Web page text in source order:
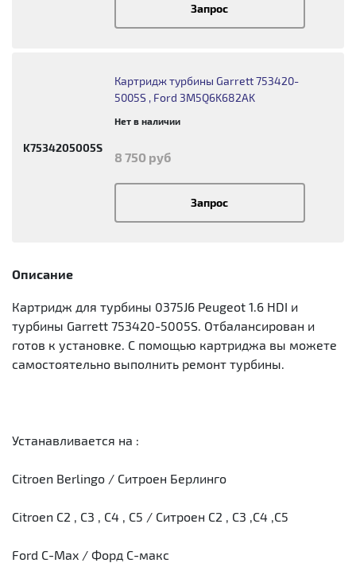
Запрос
K7534205005S
Картридж турбины Garrett 753420-
5005S , Ford 3M5Q6K682AK
Нет в наличии
8 750 руб
Запрос
Описание
Картридж для турбины 0375J6 Peugeot 1.6 HDI и
турбины Garrett 753420-5005S. Отбалансирован и
готов к установке. С помощью картриджа вы можете
самостоятельно выполнить ремонт турбины.
Устанавливается на :
Citroen Berlingo / Ситроен Берлинго
Citroen C2 , C3 , C4 , C5 / Ситроен С2 , С3 ,С4 ,С5
Ford C-Max / Форд С-макс